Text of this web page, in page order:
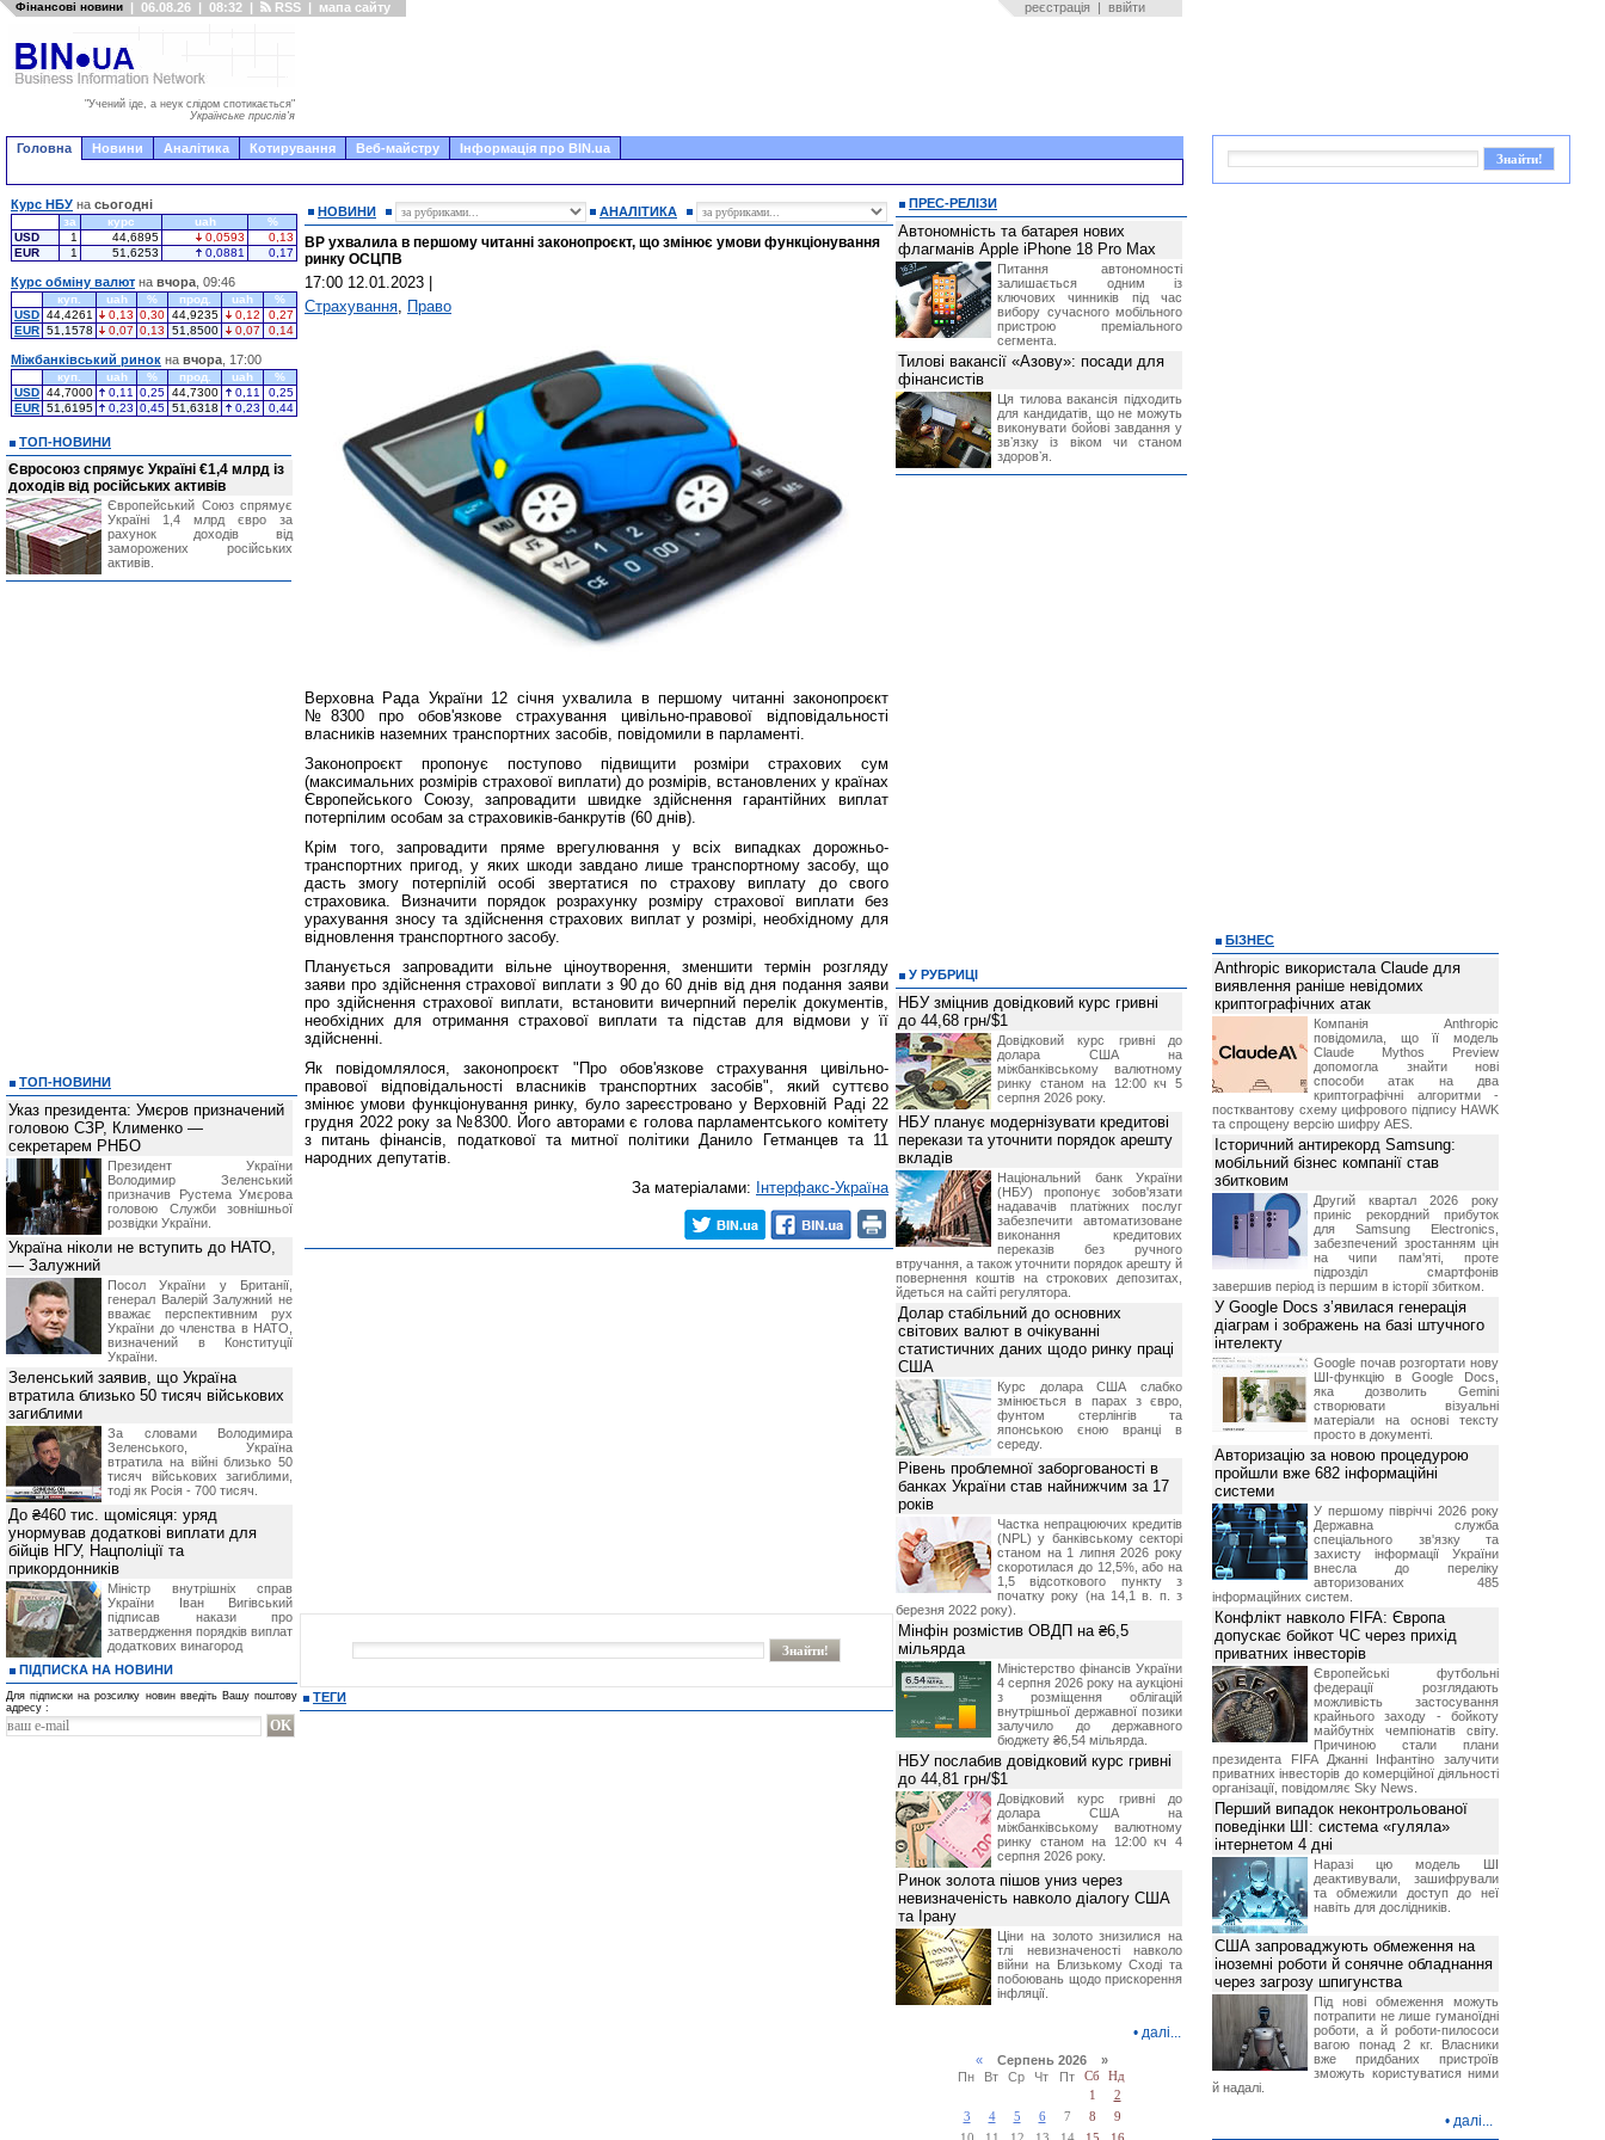
Фінансові новини | 06.08.26 | 08:32 | RSS | мапа сайту реєстрація | ввійти
"Учений іде, а неук слідом спотикається"
Українське прислів'я
Головна Новини Аналітика Котирування Веб-майстру Інформація про BIN.ua
НОВИНИ АНАЛІТИКА
ВР ухвалила в першому читанні законопроєкт, що змінює умови функціонування
ринку ОСЦПВ
17:00 12.01.2023
Страхування, Право
Верховна Рада України 12 січня ухвалила в першому читанні законопроєкт
№8300 про обов'язкове страхування цивільно-правової відповідальності
власників наземних транспортних засобів, повідомили в парламенті.
Законопроєкт пропонує поступово підвищити розміри страхових сум
(максимальних розмірів страхової виплати) до розмірів, встановлених у країнах
Європейського Союзу, запровадити швидке здійснення гарантійних виплат
потерпілим особам за страховиків-банкрутів (60 днів).
Крім того, запровадити пряме врегулювання у всіх випадках дорожньо-
транспортних пригод, у яких шкоди завдано лише транспортному засобу, що
дасть змогу потерпілій особі звертатися по страхову виплату до свого
страховика. Визначити порядок розрахунку розміру страхової виплати без
урахування зносу та здійснення страхових виплат у розмірі, необхідному для
відновлення транспортного засобу.
Планується запровадити вільне ціноутворення, зменшити термін розгляду
заяви про здійснення страхової виплати з 90 до 60 днів від дня подання заяви
про здійснення страхової виплати, встановити вичерпний перелік документів,
необхідних для отримання страхової виплати та підстав для відмови у її
здійсненні.
Як повідомлялося, законопроєкт "Про обов'язкове страхування цивільно-
правової відповідальності власників транспортних засобів", який суттєво
змінює умови функціонування ринку, було зареєстровано у Верховній Раді 22
грудня 2022 року за №8300. Його авторами є голова парламентського комітету
з питань фінансів, податкової та митної політики Данило Гетманцев та 11
народних депутатів.
За матеріалами: Інтерфакс-Україна
ТЕГИ
Курс НБУ на сьогодні
за курс uah
%
USD
1 44,6895 0,0593
0,13
EUR
1 51,6253 0,0881 0,17
Курс обміну валют на вчора , 09:46
куп. uah % прод. uah
%
USD 44,4261 0,13 0,30 44,9235 0,12
0,27
EUR 51,1578 0,07 0,13 51,8500 0,07 0,14
Міжбанківський ринок на вчора , 17:00
куп. uah % прод. uah
%
USD 44,7000 0,11 0,25 44,7300 0,11
0,25
EUR 51,6195 0,23 0,45 51,6318 0,23 0,44
ТОП-НОВИНИ
Євросоюз спрямує Україні €1,4 млрд із
доходів від російських активів
Європейський Союз спрямує
Україні 1,4 млрд євро за
рахунок доходів від
заморожених російських
активів.
ТОП-НОВИНИ
Указ президента: Умєров призначений
головою СЗР, Клименко —
секретарем РНБО
Президент України
Володимир Зеленський
призначив Pустема Умєрова
головою Служби зовнішньої
розвідки України.
Україна ніколи не вступить до НАТО,
— Залужний
Посол України у Британії,
генерал Валерій Залужний не
вважає перспективним рух
України до членства в НАТО,
визначений в Конституції
України.
Зеленський заявив, що Україна
втратила близько 50 тисяч військових
загиблими
За словами Володимира
Зеленського, Україна
втратила на війні близько 50
тисяч військових загиблими,
тоді як Росія - 700 тисяч.
До ₴460 тис. щомісяця: уряд
унормував додаткові виплати для
бійців НГУ, Нацполіції та
прикордонників
Міністр внутрішніх справ
України Іван Вигівський
підписав накази про
затвердження порядків виплат
додаткових винагород
ПІДПИСКА НА НОВИНИ
Для підписки на розсилку новин введіть Вашу поштову
адресу :
ПРЕС-РЕЛІЗИ
Автономність та батарея нових
флагманів Apple iPhone 18 Pro Max
Питання автономності
залишається одним із
ключових чинників під час
вибору сучасного мобільного
пристрою преміального
сегмента.
Тилові вакансії «Азову»: посади для
фінансистів
Ця тилова вакансія підходить
для кандидатів, що не можуть
виконувати бойові завдання у
звʼязку із віком чи станом
здоровʼя.
У РУБРИЦІ
НБУ зміцнив довідковий курс гривні
до 44,68 грн/$1
Довідковий курс гривні до
долара США на
міжбанківському валютному
ринку станом на 12:00 кч 5
серпня 2026 року.
НБУ планує модернізувати кредитові
перекази та уточнити порядок арешту
вкладів
Національний банк України
(НБУ) пропонує зобов'язати
надавачів платіжних послуг
забезпечити автоматизоване
виконання кредитових
переказів без ручного
втручання, а також уточнити порядок арешту й
повернення коштів на строкових депозитах,
йдеться на сайті регулятора.
Долар стабільний до основних
світових валют в очікуванні
статистичних даних щодо ринку праці
США
Курс долара США слабко
змінюється в парах з євро,
фунтом стерлінгів та
японською єною вранці в
середу.
Рівень проблемної заборгованості в
банках України став найнижчим за 17
років
Частка непрацюючих кредитів
(NPL) у банківському секторі
станом на 1 липня 2026 року
скоротилася до 12,5%, або на
1,5 відсоткового пункту з
початку року (на 14,1 в. п. з
березня 2022 року).
Мінфін розмістив ОВДП на ₴6,5
мільярда
Міністерство фінансів України
4 серпня 2026 року на аукціоні
з розміщення облігацій
внутрішньої державної позики
залучило до державного
бюджету ₴6,54 мільярда.
НБУ послабив довідковий курс гривні
до 44,81 грн/$1
Довідковий курс гривні до
долара США на
міжбанківському валютному
ринку станом на 12:00 кч 4
серпня 2026 року.
Ринок золота пішов униз через
невизначеність навколо діалогу США
та Ірану
Ціни на золото знизилися на
тлі невизначеності навколо
війни на Близькому Сході та
побоювань щодо прискорення
інфляції.
• далі...
«Серпень 2026 »
Пн
Вт Ср Чт Пт Сб
Нд
1
2
3
4 5 6 7 8
9
БІЗНЕС
Anthropic використала Claude для
виявлення раніше невідомих
криптографічних атак
Компанія Anthropic
повідомила, що її модель
Claude Mythos Preview
допомогла знайти нові
способи атак на два
криптографічні алгоритми -
постквантову схему цифрового підпису HAWK
та спрощену версію шифру AES.
Історичний антирекорд Samsung:
мобільний бізнес компанії став
збитковим
Другий квартал 2026 року
приніс рекордний прибуток
для Samsung Electronics,
забезпечений зростанням цін
на чипи пам'яті, проте
підрозділ смартфонів
завершив період із першим в історії збитком.
У Google Docs з’явилася генерація
діаграм і зображень на базі штучного
інтелекту
Google почав розгортати нову
ШІ-функцію в Google Docs,
яка дозволить Gemini
створювати візуальні
матеріали на основі тексту
просто в документі.
Авторизацію за новою процедурою
пройшли вже 682 інформаційні
системи
У першому півріччі 2026 року
Державна служба
спеціального зв'язку та
захисту інформації України
внесла до переліку
авторизованих 485
інформаційних систем.
Конфлікт навколо FIFA: Європа
допускає бойкот ЧС через прихід
приватних інвесторів
Європейські футбольні
федерації розглядають
можливість застосування
крайнього заходу - бойкоту
майбутніх чемпіонатів світу.
Причиною стали плани
президента FIFA Джанні Інфантіно залучити
приватних інвесторів до комерційної діяльності
організації, повідомляє Sky News.
Перший випадок неконтрольованої
поведінки ШІ: система «гуляла»
інтернетом 4 дні
Наразі цю модель ШІ
деактивували, зашифрували
та обмежили доступ до неї
навіть для дослідників.
США запроваджують обмеження на
іноземні роботи й сонячне обладнання
через загрозу шпигунства
Під нові обмеження можуть
потрапити не лише гуманоїдні
роботи, а й роботи-пилососи
вагою понад 2 кг. Власники
вже придбаних пристроїв
зможуть користуватися ними
й надалі.
• далі...